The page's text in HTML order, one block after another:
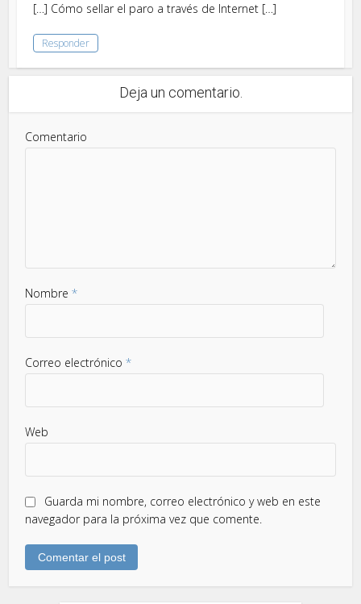
[…] Cómo sellar el paro a través de Internet […]
Responder
Deja un comentario.
Comentario
Nombre*
Correo electrónico*
Web
Guarda mi nombre, correo electrónico y web en este
navegador para la próxima vez que comente.